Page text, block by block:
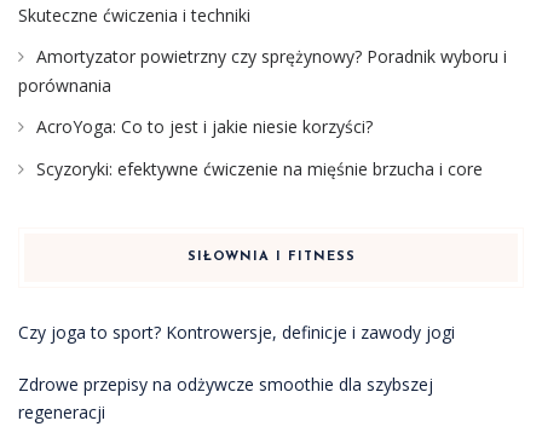
Skuteczne ćwiczenia i techniki
Amortyzator powietrzny czy sprężynowy? Poradnik wyboru i
porównania
AcroYoga: Co to jest i jakie niesie korzyści?
Scyzoryki: efektywne ćwiczenie na mięśnie brzucha i core
SIŁOWNIA I FITNESS
Czy joga to sport? Kontrowersje, definicje i zawody jogi
Zdrowe przepisy na odżywcze smoothie dla szybszej
regeneracji